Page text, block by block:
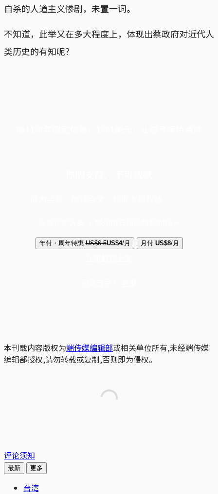
自杀的人道主义惨剧，未置一词。
不知道，此举又在多大程度上，体现出蔡政府对近代人
类历史的有知呢？
年付・周年特惠 US$6.5US$4/月 月付 US$8/月
本刊载内容版权为端传媒编辑部或相关单位所有,未经端传媒
编辑部授权,请勿转载或复制,否则即为侵权。
评论须知
最新 更多
台湾